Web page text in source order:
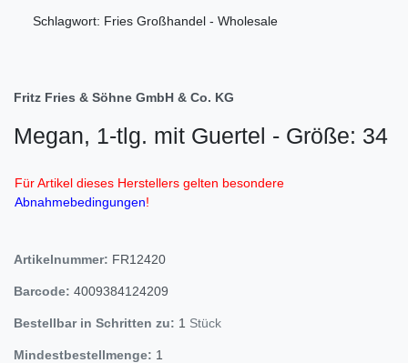
Schlagwort: Fries Großhandel - Wholesale
Fritz Fries & Söhne GmbH & Co. KG
Megan, 1-tlg. mit Guertel - Größe: 34
Für Artikel dieses Herstellers gelten besondere
Abnahmebedingungen!
Artikelnummer: FR12420
Barcode: 4009384124209
Bestellbar in Schritten zu: 1 Stück
Mindestbestellmenge: 1